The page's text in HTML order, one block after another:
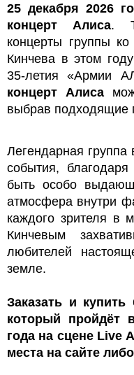
25 декабря 2026
концерт Алиса.
концерты группы
Кинчева в этом
35-летия «Армии
концерт Алиса
выбрав подходящие
Легендарная группа
события,
быть особо
атмосфера внутри
каждого зрителя в
Кинчевым
любителей
земле.
Заказать и
который пройдёт
года на сцене Live
места на сайте